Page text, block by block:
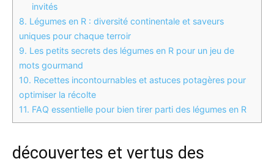
invités
8. Légumes en R : diversité continentale et saveurs
uniques pour chaque terroir
9. Les petits secrets des légumes en R pour un jeu de
mots gourmand
10. Recettes incontournables et astuces potagères pour
optimiser la récolte
11. FAQ essentielle pour bien tirer parti des légumes en R
découvertes et vertus des